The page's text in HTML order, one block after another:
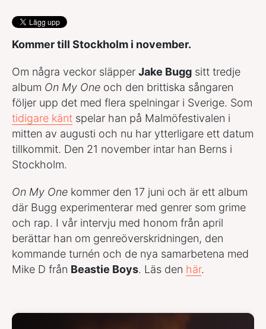
Kommer till Stockholm i november.
Om några veckor släpper Jake Bugg sitt tredje
album On My One och den brittiska sångaren
följer upp det med flera spelningar i Sverige. Som
tidigare känt spelar han på Malmöfestivalen i
mitten av augusti och nu har ytterligare ett datum
tillkommit. Den 21 november intar han Berns i
Stockholm.
On My One kommer den 17 juni och är ett album
där Bugg experimenterar med genrer som grime
och rap. I vår intervju med honom från april
berättar han om genreöverskridningen, den
kommande turnén och de nya samarbetena med
Mike D från Beastie Boys. Läs den här.